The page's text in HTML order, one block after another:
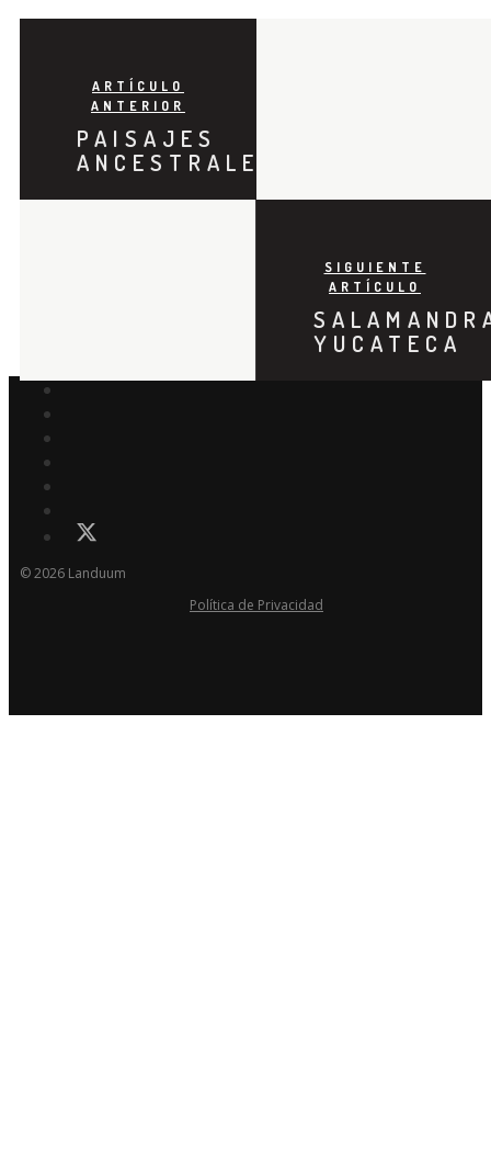
ARTÍCULO
ANTERIOR
PAISAJES
ANCESTRALES
SIGUIENTE
ARTÍCULO
YUCATECA
© 2026 Landuum
Política de Privacidad